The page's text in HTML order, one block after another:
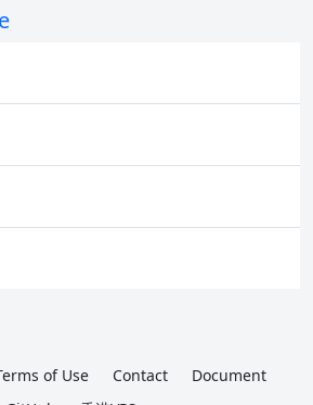
of Use Contact
Document